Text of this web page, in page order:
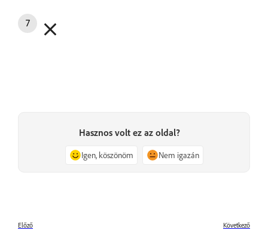
Hasznos volt ez az oldal?
Igen, köszönöm Nem igazán
Előző Következő